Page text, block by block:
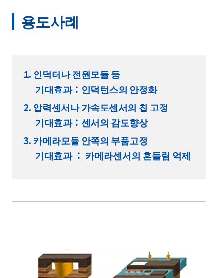
용도사례
인덕터나 전원모듈 등
기대효과：인덕턴스의 안정화
압력센서나 가속도센서의 칩 고정
기대효과：센서의 감도향상
카메라모듈 안쪽의 부품고정
기대효과 ： 카메라센서의 흔들림 억제